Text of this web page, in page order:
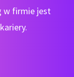
w firmie jest